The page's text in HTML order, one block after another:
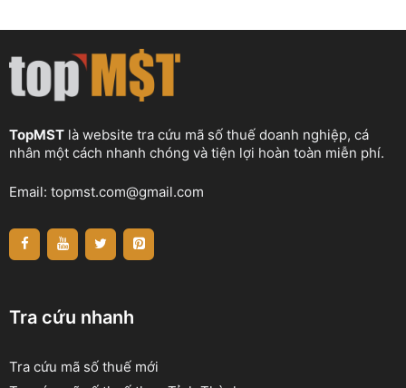
TopMST là website tra cứu mã số thuế doanh nghiệp, cá
nhân một cách nhanh chóng và tiện lợi hoàn toàn miễn phí.
Email: topmst.com@gmail.com
Tra cứu nhanh
Tra cứu mã số thuế mới